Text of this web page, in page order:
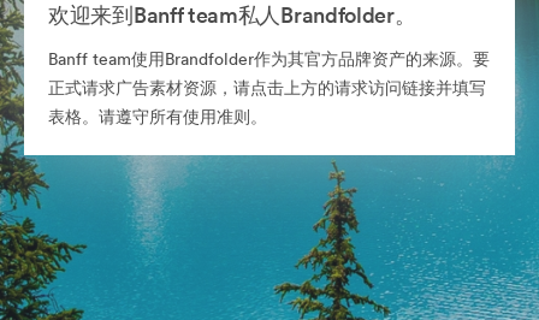
欢迎来到Banff team私人Brandfolder。
Banff team使用Brandfolder作为其官方品牌资产的来源。要
正式请求广告素材资源，请点击上方的请求访问链接并填写
表格。请遵守所有使用准则。